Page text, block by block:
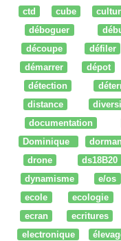
ctd
cube
déboguer
découpe
défiler
démarrer
dépot
détection
distance
documentation
Dominique
drone
ds18B20
dynamisme
e/os
ecole
ecologie
ecran
ecritures
electronique